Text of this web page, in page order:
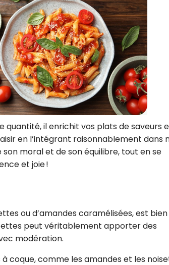
quantité, il enrichit vos plats de saveurs
en l’intégrant raisonnablement dans
son moral et de son équilibre, tout en se
et joie !
ou d’amandes caramélisées, est
peut véritablement apporter des
modération.
coque, comme les amandes et les